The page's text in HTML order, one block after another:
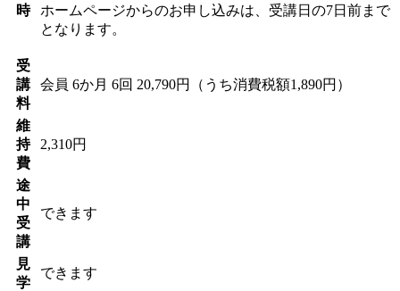
時
ホームページからのお申し込みは、受講日の7日前まで
となります。
受
講
料
会員 6か月 6回 20,790円（うち消費税額1,890円）
維
持
費
2,310円
途
中
受
講
できます
見
学
できます